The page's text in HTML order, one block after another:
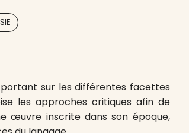
sur les différentes facettes
les approches critiques afin de
œuvre inscrite dans son époque,